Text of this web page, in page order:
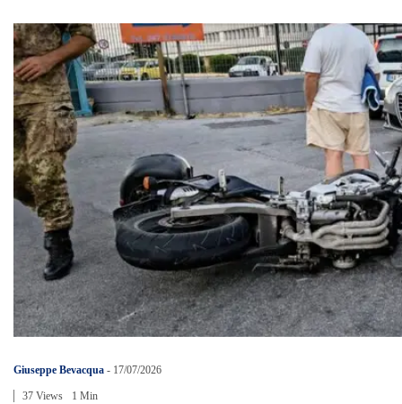
Giuseppe Bevacqua - 17/07/2026
37 Views 1 Min